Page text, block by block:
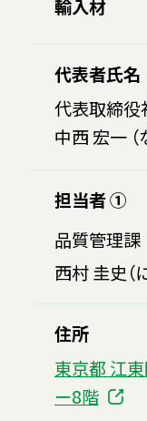
輸入材
代表者氏名
代表取締役
中西 宏一 （
担当者 ①
品質管理
西村 圭史（
住所
東京都 江
ー8階